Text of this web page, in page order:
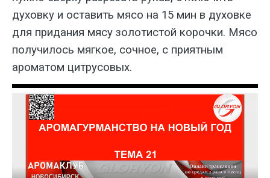
духовку и оставить мясо на 15 мин в духовке
для придания мясу золотистой корочки. Мясо
получилось мягкое, сочное, с приятным
ароматом цитрусовых.